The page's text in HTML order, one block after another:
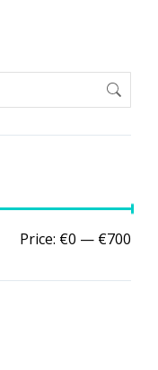
Price: €0 — €700